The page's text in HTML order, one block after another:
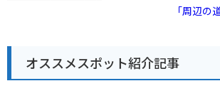
店があります。また、レストラ
使った料理を楽しむことができます。 バイクで訪
生産が盛んな地域です。道の駅で
ろん、干し柿や筆柿を使った加工
なものがたくさん販売されていま
「周辺の
オススメスポット紹介記事